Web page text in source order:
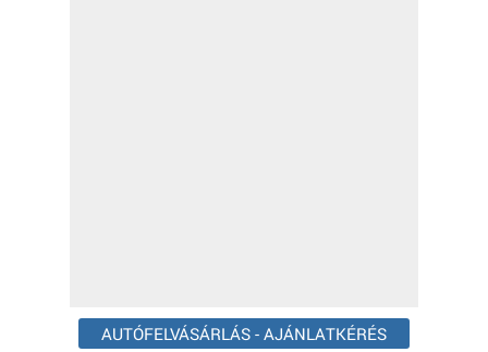
AUTÓFELVÁSÁRLÁS - AJÁNLATKÉRÉS